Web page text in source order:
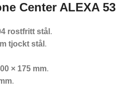
Center ALEXA 53
rostfritt stål .
tjockt stål .
× 175 mm.
.